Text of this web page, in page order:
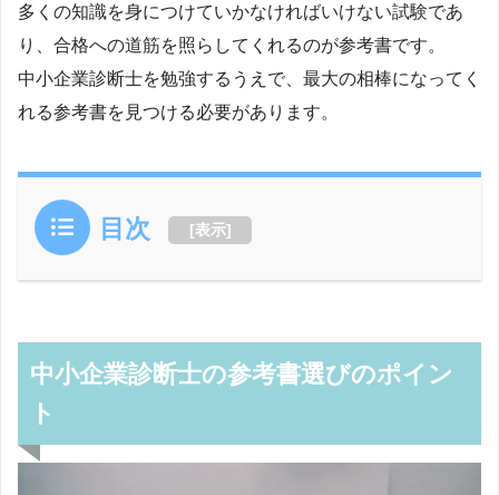
多くの知識を身につけていかなければいけない試験であ
り、合格への道筋を照らしてくれるのが参考書です。
中小企業診断士を勉強するうえで、最大の相棒になってく
れる参考書を見つける必要があります。
目次 [表示]
中小企業診断士の参考書選びのポイン
ト